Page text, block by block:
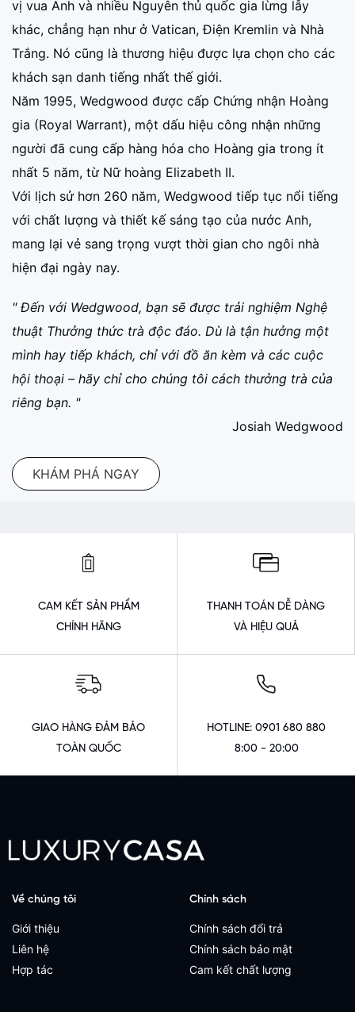
vị vua Anh và nhiều Nguyên thủ quốc gia lừng lẫy
khác, chẳng hạn như ở Vatican, Điện Kremlin và Nhà
Trắng. Nó cũng là thương hiệu được lựa chọn cho các
khách sạn danh tiếng nhất thế giới.
Năm 1995, Wedgwood được cấp Chứng nhận Hoàng
gia (Royal Warrant), một dấu hiệu công nhận những
người đã cung cấp hàng hóa cho Hoàng gia trong ít
nhất 5 năm, từ Nữ hoàng Elizabeth II.
Với lịch sử hơn 260 năm, Wedgwood tiếp tục nổi tiếng
với chất lượng và thiết kế sáng tạo của nước Anh,
mang lại vẻ sang trọng vượt thời gian cho ngôi nhà
hiện đại ngày nay.
" Đến với Wedgwood, bạn sẽ được trải nghiệm Nghệ
thuật Thưởng thức trà độc đáo. Dù là tận hưởng một
mình hay tiếp khách, chỉ với đồ ăn kèm và các cuộc
hội thoại – hãy chỉ cho chúng tôi cách thưởng trà của
riêng bạn. "
Josiah Wedgwood
KHÁM PHÁ NGAY
CAM KẾT SẢN PHẨM
CHÍNH HÃNG
THANH TOÁN DỄ DÀNG
VÀ HIỆU QUẢ
GIAO HÀNG ĐẢM BẢO
TOÀN QUỐC
HOTLINE: 0901 680 880
8:00 - 20:00
Về chúng tôi
Giới thiệu
Liên hệ
Hợp tác
Chính sách
Chính sách đổi trả
Chính sách bảo mật
Cam kết chất lượng